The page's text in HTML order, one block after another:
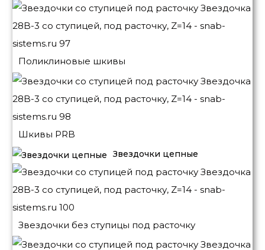
Поликлиновые шкивы
Шкивы PRB
Звездочки цепные
Звездочки без ступицы под расточку